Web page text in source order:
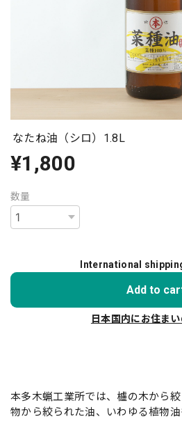
なたね油（シロ）1.8L
¥1,800
数量
International
Add to
日本国内にお住ま
本多木蝋工業所では、櫨の木から
物から絞られた油、いわゆる植物油